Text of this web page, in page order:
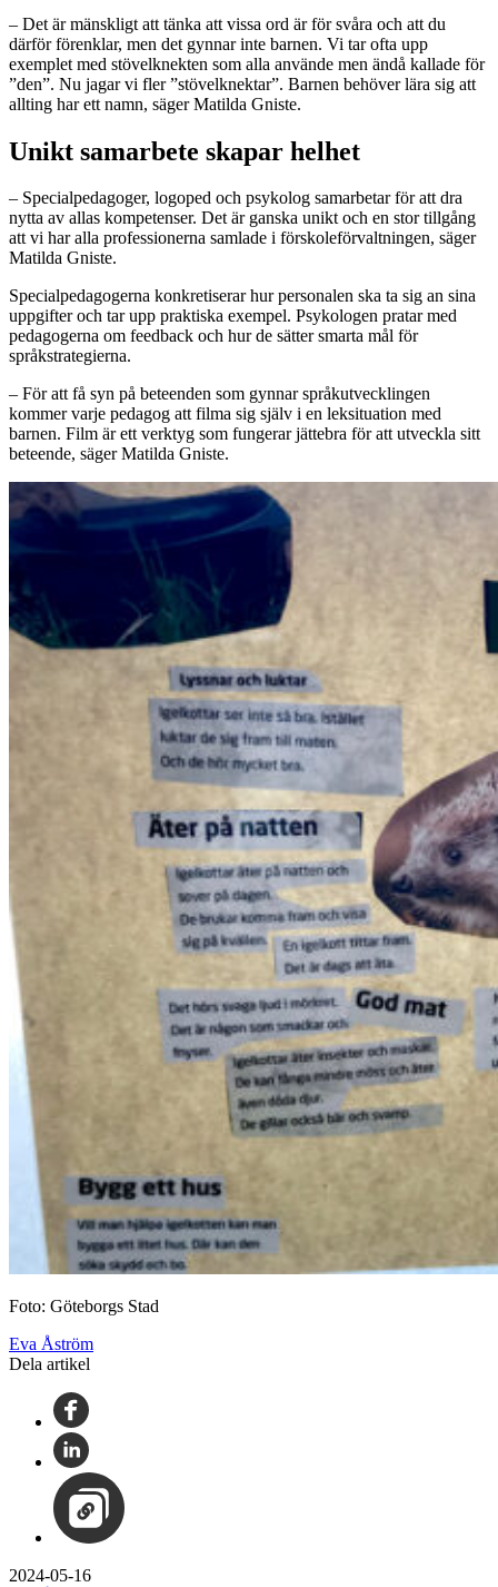
– Det är mänskligt att tänka att vissa ord är för svåra och att du
därför förenklar, men det gynnar inte barnen. Vi tar ofta upp
exemplet med stövelknekten som alla använde men ändå kallade för
”den”. Nu jagar vi fler ”stövelknektar”. Barnen behöver lära sig att
allting har ett namn, säger Matilda Gniste.
Unikt samarbete skapar helhet
– Specialpedagoger, logoped och psykolog samarbetar för att dra
nytta av allas kompetenser. Det är ganska unikt och en stor tillgång
att vi har alla professionerna samlade i förskoleförvaltningen, säger
Matilda Gniste.
Specialpedagogerna konkretiserar hur personalen ska ta sig an sina
uppgifter och tar upp praktiska exempel. Psykologen pratar med
pedagogerna om feedback och hur de sätter smarta mål för
språkstrategierna.
– För att få syn på beteenden som gynnar språkutvecklingen
kommer varje pedagog att filma sig själv i en leksituation med
barnen. Film är ett verktyg som fungerar jättebra för att utveckla sitt
beteende, säger Matilda Gniste.
Foto: Göteborgs Stad
Eva Åström
Dela artikel
2024-05-16